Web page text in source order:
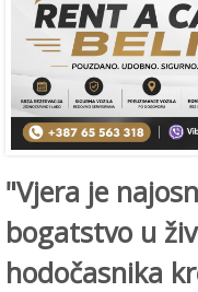
"Vjera je
bogatstvo u
hodočasnika